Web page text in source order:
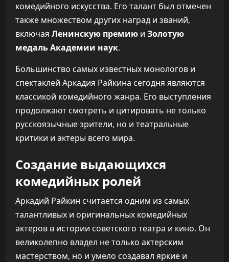
комедийного искусства. Его талант был отмечен
также множеством других наград и званий,
включая Ленинскую премию и Золотую
медаль Академии наук.
Большинство самых известных монологов и
спектаклей Аркадия Райкина сегодня являются
классикой комедийного жанра. Его выступления
продолжают смотреть и цитировать не только
русскоязычные зрители, но и театральные
критики и актеры всего мира.
Создание выдающихся
комедийных ролей
Аркадий Райкин считается одним из самых
талантливых и оригинальных комедийных
актеров в истории советского театра и кино. Он
великолепно владел не только актерским
мастерством, но и умело создавал яркие и